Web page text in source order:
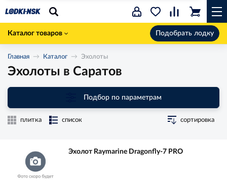
Каталог товаров Подобрать лодку
Главная Каталог Эхолоты
Эхолоты в Саратов
Подбор по параметрам
плитка список сортировка
Эхолот Raymarine Dragonfly-7 PRO